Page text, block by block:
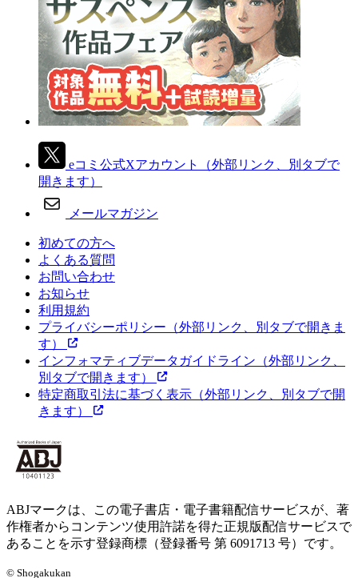
eコミ公式Xアカウント
（外部リンク、別タブで
開きます）
メールマガジン
初めての方へ
よくある質問
お問い合わせ
お知らせ
利用規約
プライバシーポリシー （外部リンク、別タブで開きま
す）
インフォマティブデータガイドライン （外部リンク、
別タブで開きます）
特定商取引法に基づく表示 （外部リンク、別タブで開
きます）
ABJマークは、この電子書店・電子書籍配信サービスが、著
作権者からコンテンツ使用許諾を得た正規版配信サービスで
あることを示す登録商標（登録番号 第 6091713 号）です。
© Shogakukan